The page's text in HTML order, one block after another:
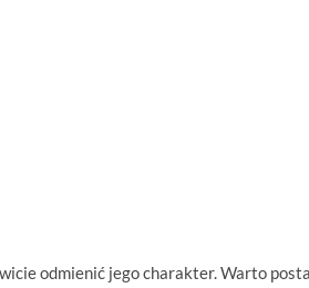
odmienić jego charakter. Warto